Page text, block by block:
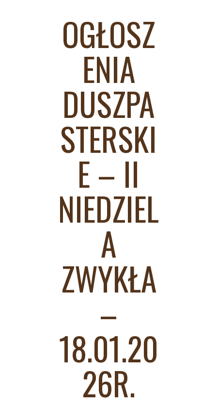
OGŁOSZ
ENIA
DUSZPA
STERSKI
E – II
NIEDZIEL
A
ZWYKŁA
–
18.01.20
26R.